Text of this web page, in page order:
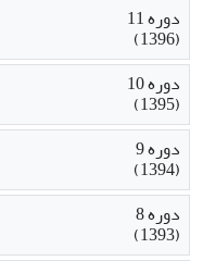
دوره 11
(1396)
دوره 10
(1395)
دوره 9
(1394)
دوره 8
(1393)